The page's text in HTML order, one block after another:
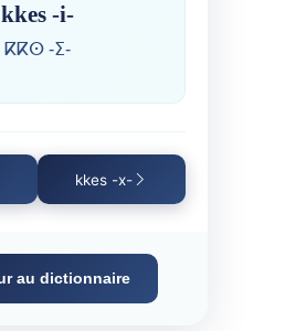
kkes -i-
ⴽⴽⵙ -ⵉ-
kkes -x-
au dictionnaire